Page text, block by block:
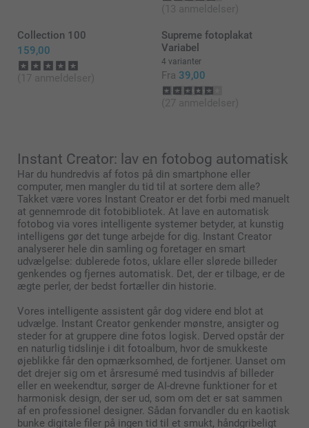
Zeinab @smartphoto
(13 anmeldelser)
Collection 100
159,00
(17 anmeldelser)
Supreme fotoplakat
Variabel
4 varianter
Fra 39,00
(27 anmeldelser)
Instant Creator: lav en fotobog automatisk
Har du hundredvis af fotos på din smartphone eller
computer, men mangler du tid til at sortere dem alle?
Takket være vores Instant Creator er det forbi med manuelt
at gennemrode dit fotobibliotek. At lave en automatisk
fotobog via vores intelligente systemer betyder, at kunstig
intelligens gør det tunge arbejde for dig. Instant Creator
analyserer hele din samling og foretager en smart
udvælgelse: dublerede fotos, uklare eller slørede billeder
genkendes og fjernes automatisk. Det, der er tilbage, er de
ægte perler, der bedst fortæller din historie.
Vores intelligente assistent går dog videre end blot at
udvælge. Instant Creator genkender mønstre, ansigter og
steder for at gruppere dine fotos logisk. Derved opstår der
en naturlig tidslinje i dit fotoalbum, hvor de smukkeste
øjeblikke får den opmærksomhed, de fortjener. Uanset om
det drejer sig om et årsresumé med tusindvis af billeder
eller en weekendtur, sørger de AI-drevne funktioner for et
harmonisk design, der ser ud, som om det er sat sammen
af en professionel designer. Sådan forvandler du en kaotisk
bunke digitale filer på ingen tid til et smukt, håndgribeligt